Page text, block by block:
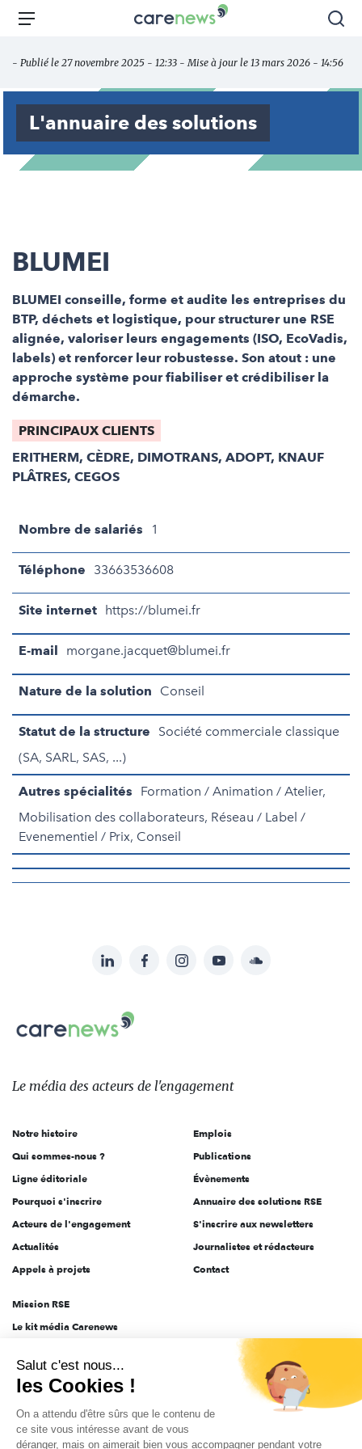
Aller
principal
Carenews,
des
acteurs
l'engagement
Menu
- Publié le 27 novembre 2025 - 12:33 - Mise à jour le 13 mars 2026 - 14:56
L'annuaire des solutions
BLUMEI
BLUMEI conseille, forme et audite les entreprises du
BTP, déchets et logistique, pour structurer une RSE
alignée, valoriser leurs engagements (ISO, EcoVadis,
labels) et renforcer leur robustesse. Son atout : une
approche système pour fiabiliser et crédibiliser la
démarche.
PRINCIPAUX CLIENTS
ERITHERM, CÈDRE, DIMOTRANS, ADOPT, KNAUF
PLÂTRES, CEGOS
Nombre de salariés 1
Téléphone 33663536608
Site internet https://blumei.fr
E-mail morgane.jacquet@blumei.fr
Nature de la solution Conseil
Statut de la structure
Société commerciale classique
(SA, SARL, SAS, ...)
Autres spécialités
Formation / Animation / Atelier,
Mobilisation des collaborateurs, Réseau / Label /
Evenementiel / Prix, Conseil
sur:
LinkedInFacebookInstagramYouTubeSoundcloud
Carenews,
Le
des
l'engagement
Le média des acteurs de l'engagement
Notre histoire
Qui sommes-nous ?
Ligne éditoriale
Pourquoi s'inscrire
Acteurs de l'engagement
Actualités
Appels à projets
Emplois
Publications
Évènements
Annuaire des solutions RSE
S'inscrire aux newsletters
Journalistes et rédacteurs
Contact
Mission RSE
Le kit média Carenews
AEF info
Novethic
PRODURABLE
Inclusiv Day
Salut c'est nous...
les Cookies !
On a attendu d'être sûrs que le contenu de
ce site vous intéresse avant de vous
déranger, mais on aimerait bien vous accompagner pendant votre